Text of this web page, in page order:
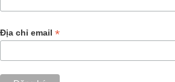
Địa chỉ email *